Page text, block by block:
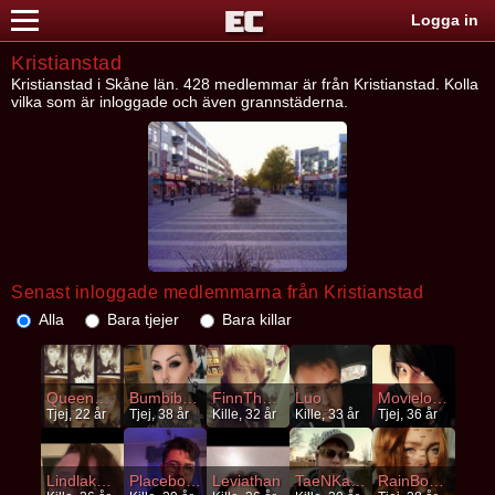
Logga in
Kristianstad
Kristianstad i Skåne län. 428 medlemmar är från Kristianstad. Kolla
vilka som är inloggade och även grannstäderna.
Senast inloggade medlemmarna från Kristianstad
Alla Bara tjejer Bara killar
QueenOfDarkness
Tjej, 22 år
Bumbibecca
Tjej, 38 år
FinnTheHuman
Kille, 32 år
Luo
Kille, 33 år
Movielover
Tjej, 36 år
Lindlake99 Placeboeffect Leviathan TaeNKakA RainBowFlush98